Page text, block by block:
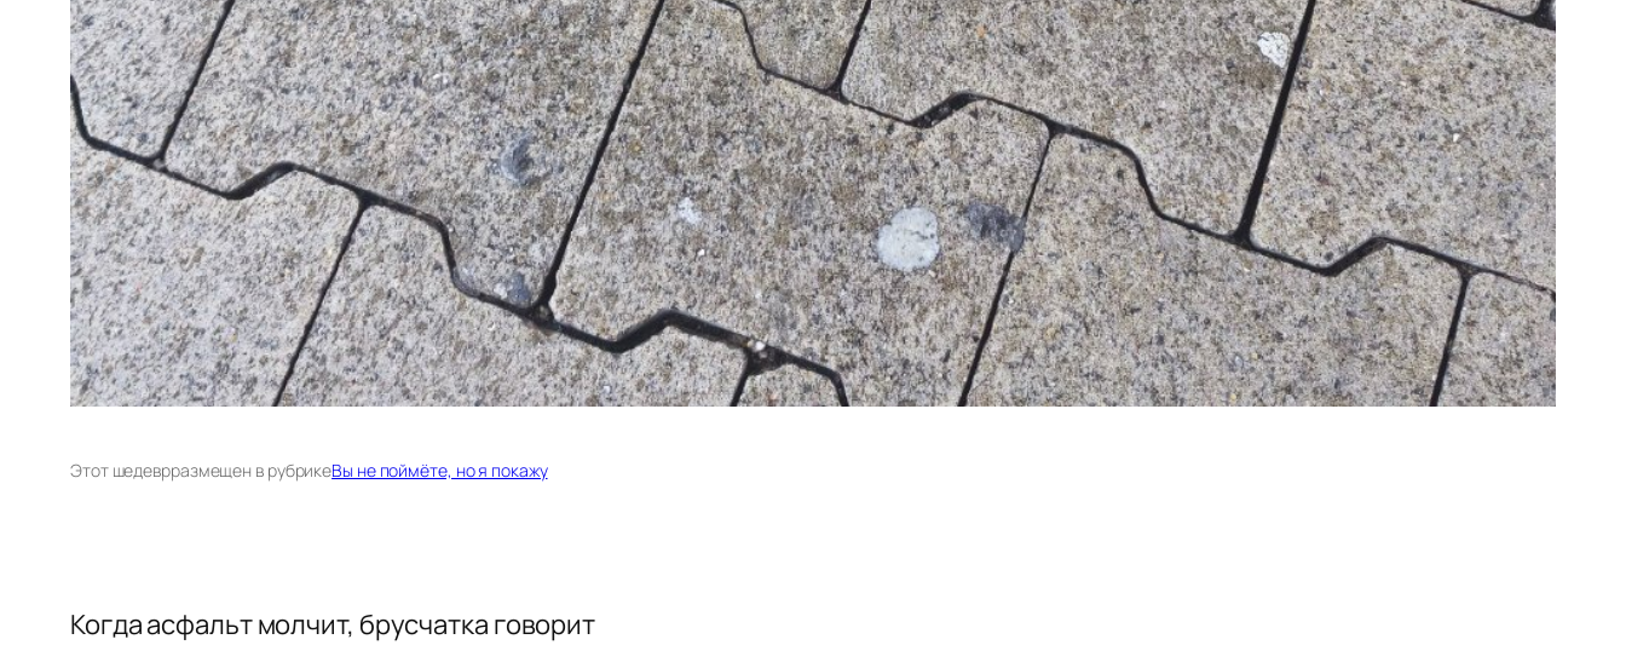
Этот шедеврразмещен в рубрикеВы не поймёте, но я покажу
Когда асфальт молчит, брусчатка говорит